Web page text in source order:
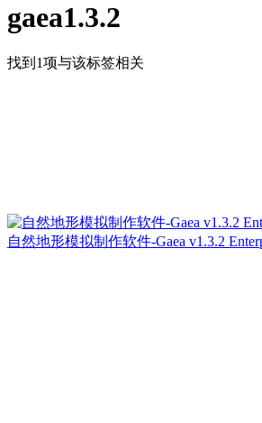
gaea1.3.2
找到1项与该标签相关
自然地形模拟制作软件-Gaea v1.3.2